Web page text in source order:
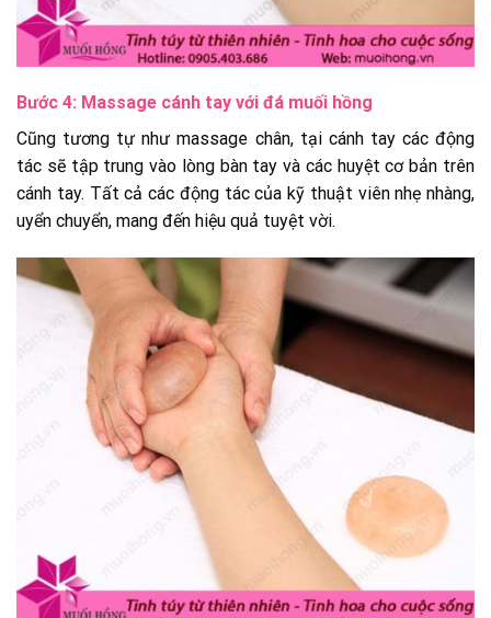
Bước 4: Massage cánh tay với đá muối hồng
Cũng tương tự như massage chân, tại cánh tay các động
tác sẽ tập trung vào lòng bàn tay và các huyệt cơ bản trên
cánh tay. Tất cả các động tác của kỹ thuật viên nhẹ nhàng,
uyển chuyển, mang đến hiệu quả tuyệt vời.